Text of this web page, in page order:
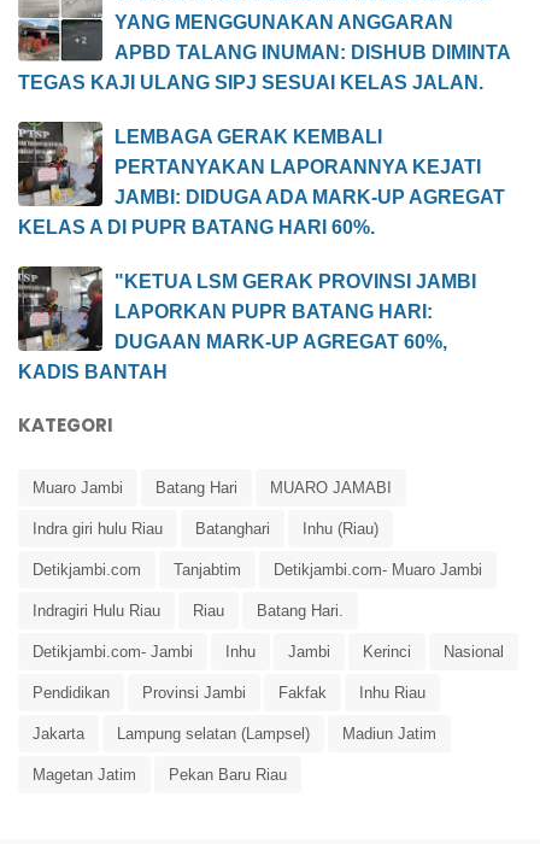
YANG MENGGUNAKAN ANGGARAN
APBD TALANG INUMAN: DISHUB DIMINTA
TEGAS KAJI ULANG SIPJ SESUAI KELAS JALAN.
LEMBAGA GERAK KEMBALI
PERTANYAKAN LAPORANNYA KEJATI
JAMBI: DIDUGA ADA MARK-UP AGREGAT
KELAS A DI PUPR BATANG HARI 60%.
"KETUA LSM GERAK PROVINSI JAMBI
LAPORKAN PUPR BATANG HARI:
DUGAAN MARK-UP AGREGAT 60%,
KADIS BANTAH
KATEGORI
Muaro Jambi Batang Hari MUARO JAMABI
Indra giri hulu Riau Batanghari Inhu (Riau)
Detikjambi.com Tanjabtim Detikjambi.com- Muaro Jambi
Indragiri Hulu Riau Riau Batang Hari.
Detikjambi.com- Jambi Inhu Jambi Kerinci Nasional
Pendidikan Provinsi Jambi Fakfak Inhu Riau
Jakarta Lampung selatan (Lampsel) Madiun Jatim
Magetan Jatim Pekan Baru Riau